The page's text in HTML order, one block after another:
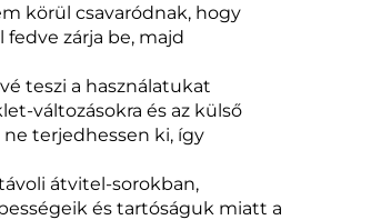
körül csavaródnak, hogy
zárja be, majd
teszi a használatukat
változásokra és az külső
terjedhessen ki, így
átvitel-sorokban,
és tartóságuk miatt a